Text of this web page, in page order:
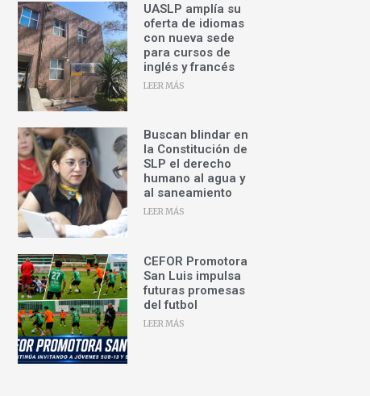
UASLP amplía su
oferta de idiomas
con nueva sede
para cursos de
inglés y francés
LEER MÁS
Buscan blindar en
la Constitución de
SLP el derecho
humano al agua y
al saneamiento
LEER MÁS
CEFOR Promotora
San Luis impulsa
futuras promesas
del futbol
LEER MÁS